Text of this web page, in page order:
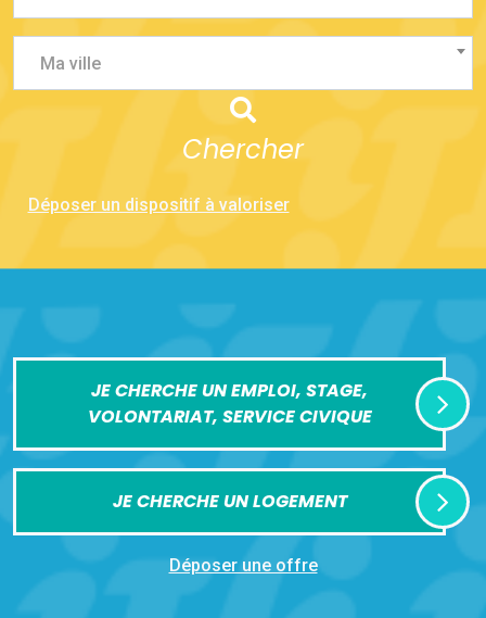
Ma ville
Chercher
Déposer un dispositif à valoriser
JE CHERCHE UN EMPLOI, STAGE,
VOLONTARIAT, SERVICE CIVIQUE
JE CHERCHE UN LOGEMENT
Déposer une offre